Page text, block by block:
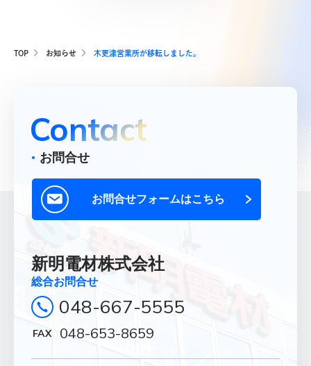
総合お問合せ
採用に関するお問合せ
048-667-5565
New graduate
TOP お知らせ 木更津営業所が移転しました。
Contact
お問合せ
お問合せフォームはこちら
新明電材株式会社
総合お問合せ
048-667-5555
048-653-8659